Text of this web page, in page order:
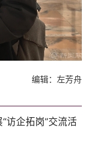
编辑：左芳舟
访企拓岗”交流活